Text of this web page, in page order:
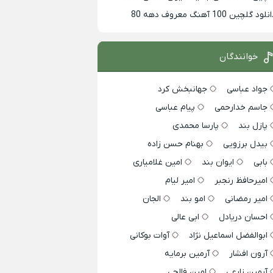
گلچین 100 آهنگ معروف دهه 80
خوانندگان
جواد عباسی
جهانبخش کرد
جاسم خدارحمی
پیام عباسی
پازل بند
پارسا محمدی
بیدل برزویی
بهنام حسن زاده
بابی
ایوان بند
امین غلامیاری
امیرحافظ رنجبر
امیر لیام
امیر رمضانی
امو بند
الجان
احسان دریادل
ابی عالی
ابوالفضل اسماعیل نژاد
آوات بوکانی
آرون افشار
آرمین برمایه